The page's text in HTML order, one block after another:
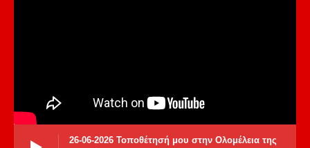
26-06-2026 Τοποθέτησή μου στην Ολομέλεια της